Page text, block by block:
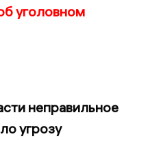
уголовном
неправильное
угрозу